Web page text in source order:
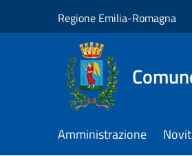
Regione Emilia-Romagna
Amministrazione